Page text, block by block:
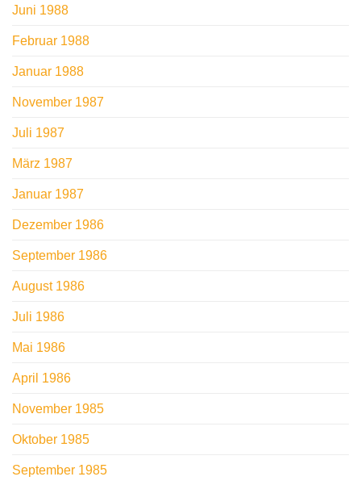
Juni 1988
Februar 1988
Januar 1988
November 1987
Juli 1987
März 1987
Januar 1987
Dezember 1986
September 1986
August 1986
Juli 1986
Mai 1986
April 1986
November 1985
Oktober 1985
September 1985